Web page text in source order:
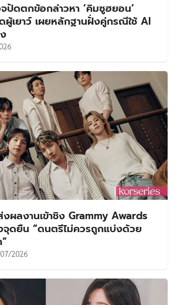
ปัดตกข้อกล่าวหา ‘คิมซูฮยอน’
ผู้เยาว์ เผยหลักฐานฝั่งคู่กรณีใช้ AI
งผลงานเข้าชิง Grammy Awards
ดยืน “ดนตรีไม่ควรถูกแบ่งด้วย
2026